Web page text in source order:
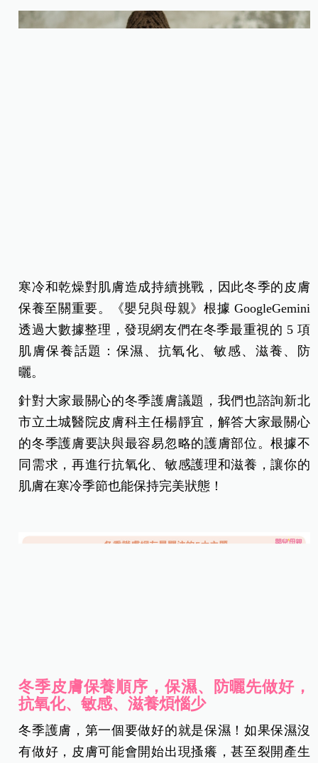
寒冷和乾燥對肌膚造成持續挑戰，因此冬季的皮膚
保養至關重要。《嬰兒與母親》根據 GoogleGemini
透過大數據整理，發現網友們在冬季最重視的 5 項
肌膚保養話題：保濕、抗氧化、敏感、滋養、防
曬。
針對大家最關心的冬季護膚議題，我們也諮詢新北
市立土城醫院皮膚科主任楊靜宜，解答大家最關心
的冬季護膚要訣與最容易忽略的護膚部位。根據不
同需求，再進行抗氧化、敏感護理和滋養，讓你的
肌膚在寒冷季節也能保持完美狀態！
冬季皮膚保養順序，保濕、防曬先做好，
抗氧化、敏感、滋養煩惱少
冬季護膚，第一個要做好的就是保濕！如果保濕沒
有做好，皮膚可能會開始出現搔癢，甚至裂開產生